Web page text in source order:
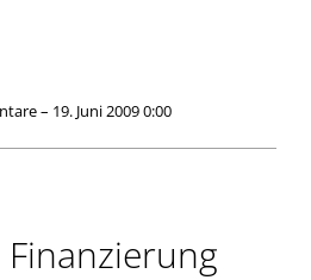
– 19. Juni 2009 0:00